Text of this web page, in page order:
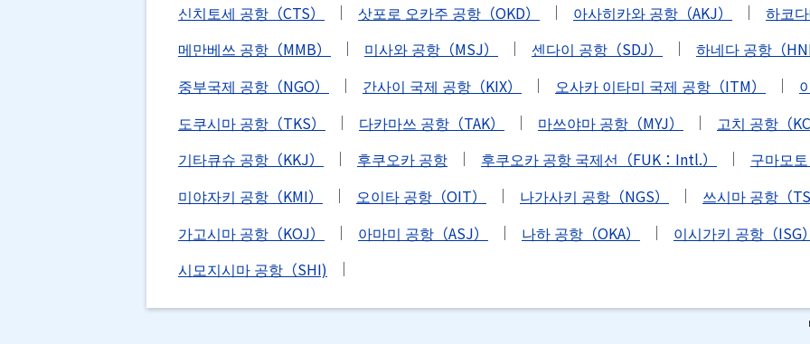
신치토세 공항（CTS） 삿포로 오카주 공항（OKD） 아사히카와 공항（AKJ）
하코
메만베쓰 공항（MMB）
미사와 공항（MSJ） 센다이 공항（SDJ） 하네다 공항（
중부국제 공항（NGO）
간사이 국제 공항（KIX） 오사카 이타미 국제 공항（ITM）
도쿠시마 공항（TKS）
다카마쓰 공항（TAK） 마쓰야마 공항（MYJ）
고치 공항（
기타큐슈 공항（KKJ）
후쿠오카 공항 후쿠오카 공항 국제선（FUK：Intl.）
구마모토
미야자키 공항（KMI）
오이타 공항（OIT） 나가사키 공항（NGS） 쓰시마 공항（
가고시마 공항（KOJ）
아마미 공항（ASJ） 나하 공항（OKA） 이시가키 공항（ISG）
시모지시마 공항（SHI)